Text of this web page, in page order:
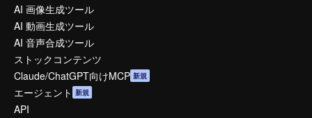
AI 画像生成ツール
AI 動画生成ツール
AI 音声合成ツール
ストックコンテンツ
Claude/ChatGPT向けMCP 新規
エージェント 新規
API